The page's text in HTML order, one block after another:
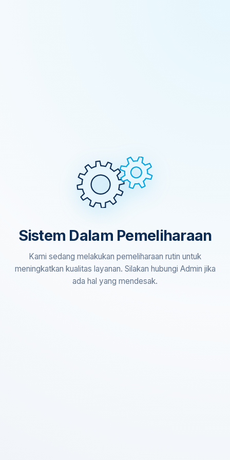
Sistem Dalam Pemeliharaan
Kami sedang melakukan pemeliharaan rutin untuk
meningkatkan kualitas layanan. Silakan hubungi Admin jika
ada hal yang mendesak.